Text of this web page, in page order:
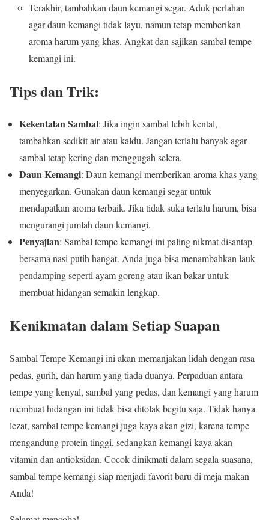
Terakhir, tambahkan daun kemangi segar. Aduk perlahan
agar daun kemangi tidak layu, namun tetap memberikan
aroma harum yang khas. Angkat dan sajikan sambal tempe
kemangi ini.
Tips dan Trik:
Kekentalan Sambal: Jika ingin sambal lebih kental,
tambahkan sedikit air atau kaldu. Jangan terlalu banyak agar
sambal tetap kering dan menggugah selera.
Daun Kemangi: Daun kemangi memberikan aroma khas yang
menyegarkan. Gunakan daun kemangi segar untuk
mendapatkan aroma terbaik. Jika tidak suka terlalu harum, bisa
mengurangi jumlah daun kemangi.
Penyajian: Sambal tempe kemangi ini paling nikmat disantap
bersama nasi putih hangat. Anda juga bisa menambahkan lauk
pendamping seperti ayam goreng atau ikan bakar untuk
membuat hidangan semakin lengkap.
Kenikmatan dalam Setiap Suapan
Sambal Tempe Kemangi ini akan memanjakan lidah dengan rasa
pedas, gurih, dan harum yang tiada duanya. Perpaduan antara
tempe yang kenyal, sambal yang pedas, dan kemangi yang harum
membuat hidangan ini tidak bisa ditolak begitu saja. Tidak hanya
lezat, sambal tempe kemangi juga kaya akan gizi, karena tempe
mengandung protein tinggi, sedangkan kemangi kaya akan
vitamin dan antioksidan. Cocok dinikmati dalam segala suasana,
sambal tempe kemangi siap menjadi favorit baru di meja makan
Anda!